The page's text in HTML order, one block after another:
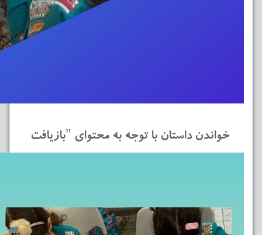
خواندن داستان با توجه به محتوای "بازیافت